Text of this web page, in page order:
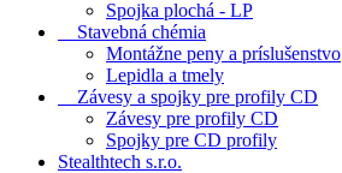
Spojka plochá - LP
Stavebná chémia
Montážne peny a príslušenstvo
Lepidla a tmely
Závesy a spojky pre profily CD
Závesy pre profily CD
Spojky pre CD profily
Stealthtech s.r.o.